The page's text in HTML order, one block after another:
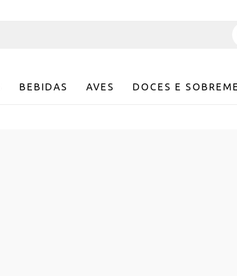
BEBIDAS AVES DOCES E